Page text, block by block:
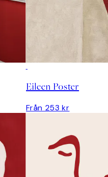
Eileen Poster
Från 253 kr